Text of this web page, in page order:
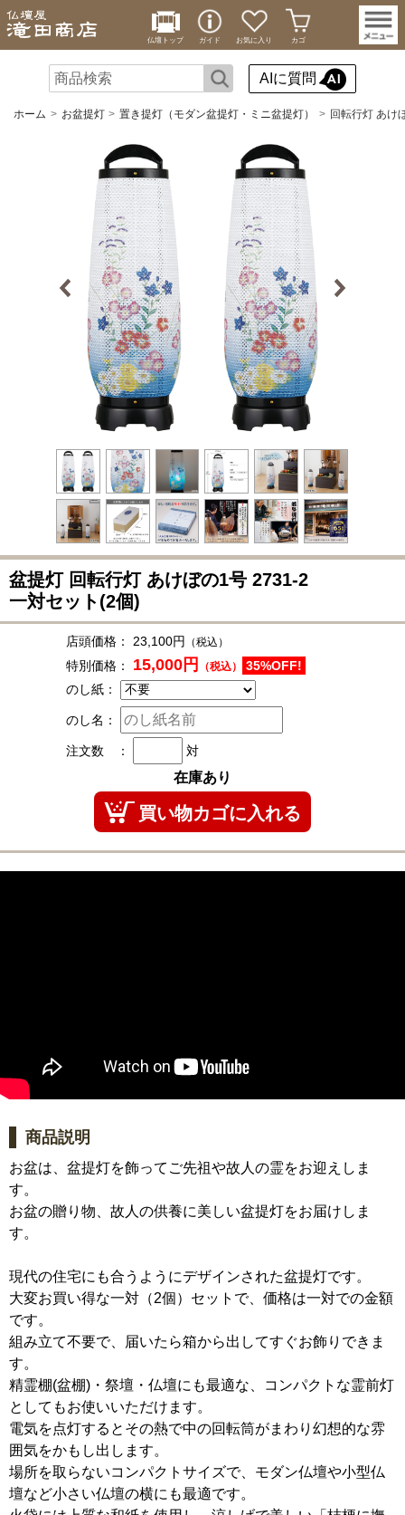
仏壇トップ ガイド お気に入り カゴ
AIに質問
ホーム お盆提灯 置き提灯（モダン盆提灯・ミニ盆提灯） 回転行灯 あけ
盆提灯 回転行灯 あけぼの1号 2731-2
一対セット(2個)
店頭価格： 23,100円 （税込）
特別価格： 15,000円 （税込）
35%OFF!
のし紙：
のし名：
注文数 ： 対
在庫あり
商品説明
お盆は、盆提灯を飾ってご先祖や故人の霊をお迎えしま
す。
お盆の贈り物、故人の供養に美しい盆提灯をお届けしま
す。
現代の住宅にも合うようにデザインされた盆提灯です。
大変お買い得な一対（2個）セットで、価格は一対での金額
です。
組み立て不要で、届いたら箱から出してすぐお飾りできま
す。
精霊棚(盆棚)・祭壇・仏壇にも最適な、コンパクトな霊前灯
としてもお使いいただけます。
電気を点灯するとその熱で中の回転筒がまわり幻想的な雰
囲気をかもし出します。
場所を取らないコンパクトサイズで、モダン仏壇や小型仏
壇など小さい仏壇の横にも最適です。